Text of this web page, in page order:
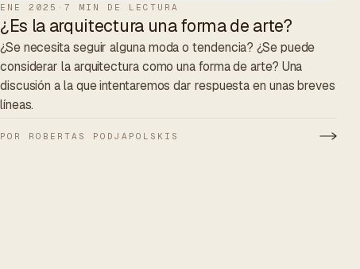
ENE 2025 · 7 MIN DE LECTURA
¿Es la arquitectura una forma de arte?
¿Se necesita seguir alguna moda o tendencia? ¿Se puede
considerar la arquitectura como una forma de arte? Una
discusión a la que intentaremos dar respuesta en unas breves
líneas.
POR ROBERTAS PODJAPOLSKIS